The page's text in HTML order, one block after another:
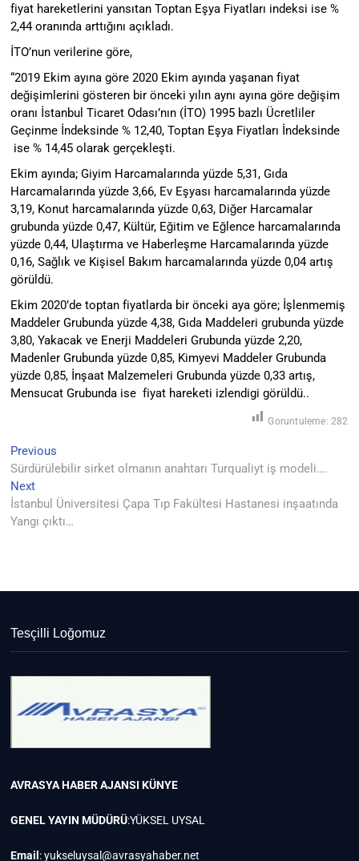
fiyat hareketlerini yansıtan Toptan Eşya Fiyatları indeksi ise %
2,44 oranında arttığını açıkladı.
İTO’nun verilerine göre,
“2019 Ekim ayına göre 2020 Ekim ayında yaşanan fiyat
değişimlerini gösteren bir önceki yılın aynı ayına göre değişim
oranı İstanbul Ticaret Odası’nın (İTO) 1995 bazlı Ücretliler
Geçinme İndeksinde % 12,40, Toptan Eşya Fiyatları İndeksinde
ise % 14,45 olarak gerçekleşti.
Ekim ayında; Giyim Harcamalarında yüzde 5,31, Gıda
Harcamalarında yüzde 3,66, Ev Eşyası harcamalarında yüzde
3,19, Konut harcamalarında yüzde 0,63, Diğer Harcamalar
grubunda yüzde 0,47, Kültür, Eğitim ve Eğlence harcamalarında
yüzde 0,44, Ulaştırma ve Haberleşme Harcamalarında yüzde
0,16, Sağlık ve Kişisel Bakım harcamalarında yüzde 0,04 artış
görüldü.
Ekim 2020’de toptan fiyatlarda bir önceki aya göre; İşlenmemiş
Maddeler Grubunda yüzde 4,38, Gıda Maddeleri grubunda yüzde
3,80, Yakacak ve Enerji Maddeleri Grubunda yüzde 2,20,
Madenler Grubunda yüzde 0,85, Kimyevi Maddeler Grubunda
yüzde 0,85, İnşaat Malzemeleri Grubunda yüzde 0,33 artış,
Mensucat Grubunda ise fiyat hareketi izlendigi görüldü..
Goruntuleme: 282
Yazı
gezinmesi
Previous
post:
Sürdürülebilir sirket olmanın anahtarı Turqualiyt iş modeli….
NextNext
post:
İstanbul Üniversitesi Çapa Tıp Fakültesi Hastanesi inşaatında
Yangı çıktı…
Tesçilli Loğomuz
AVRASYA HABER AJANSIKÜNYE
GENEL YAYIN MÜDÜRÜ:YÜKSEL UYSAL
Email :yukseluysal@avrasyahaber.net